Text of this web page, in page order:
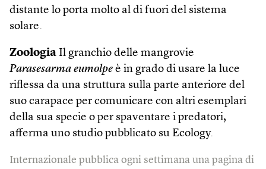
distante lo porta molto al di fuori del sistema
solare.
Zoologia Il granchio delle mangrovie
Parasesarma eumolpe è in grado di usare la luce
riflessa da una struttura sulla parte anteriore del
suo carapace per comunicare con altri esemplari
della sua specie o per spaventare i predatori,
afferma uno studio pubblicato su Ecology.
Internazionale pubblica ogni settimana una pagina di